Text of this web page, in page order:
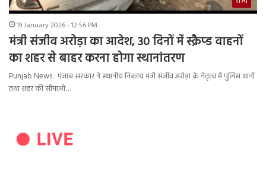
19 January 2026 - 12:56 PM
मंत्री संजीव अरोड़ा का आदेश, 30 दिनों में स्क्रैप्ड वाहनों
का शहर से बाहर करना होगा स्थानांतरण
Punjab News : पंजाब सरकार ने स्थानीय निकाय मंत्री संजीव अरोड़ा के नेतृत्व में पुलिस थानों
तथा शहर की सीमाओं…